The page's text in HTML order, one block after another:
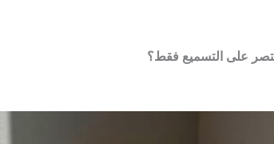
على التسميع فقط؟